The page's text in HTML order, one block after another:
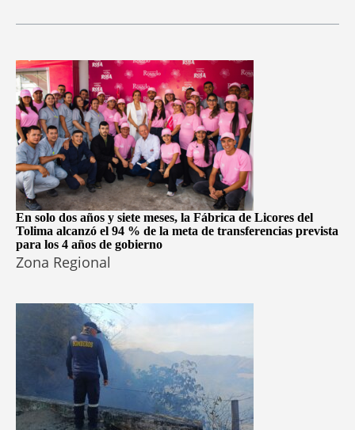
En solo dos años y siete meses, la Fábrica de Licores del
Tolima alcanzó el 94 % de la meta de transferencias prevista
para los 4 años de gobierno
Zona Regional